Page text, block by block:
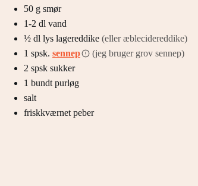
50 g smør
1-2 dl vand
½ dl lys lagereddike (eller æblecidereddike)
1 spsk. sennep
(jeg bruger grov sennep)
2 spsk sukker
1 bundt purløg
salt
friskkværnet peber